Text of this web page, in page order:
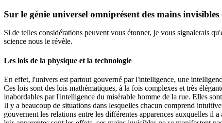
Sur le génie universel omniprésent des mains
Si de telles considérations peuvent vous étonner, je vous signalerais
science nous le révèle.
Les lois de la physique et la technologie
En effet, l'univers est partout gouverné par l'intelligence, une
Ces lois sont des lois mathématiques, à la fois complexes et très
inabordables par l'intelligence du misérable homme de la rue. Elles
Il y a beaucoup de situations dans lesquelles chacun comprend
gouvernent les relations entre les différentes apparences auxquelles il